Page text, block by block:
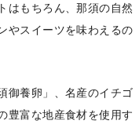
はもちろん、那須の自然
やスイーツを味わえるの
御養卵」、名産のイチゴ
豊富な地産食材を使用す